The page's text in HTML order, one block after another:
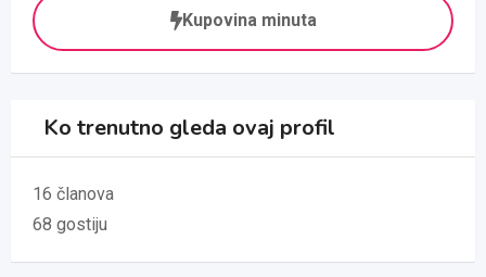
Kupovina minuta
Ko trenutno gleda ovaj profil
16 članova
68 gostiju